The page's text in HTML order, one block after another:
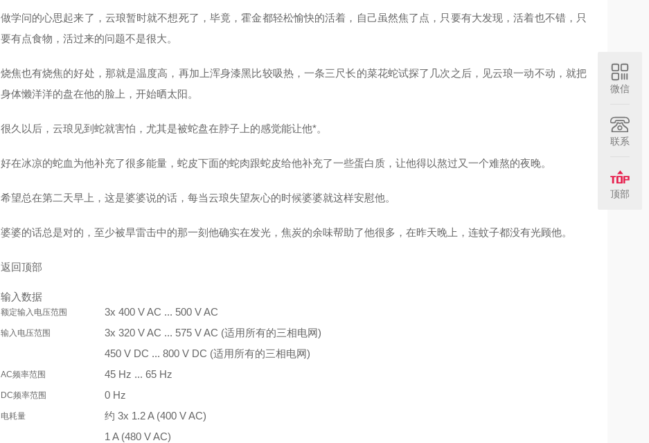
做学问的心思起来了，云琅暂时就不想死了，毕竟，霍金都轻松愉快的活着，自己虽然焦了点，只要有大发现，活着也不错，只
要有点食物，活过来的问题不是很大。
烧焦也有烧焦的好处，那就是温度高，再加上浑身漆黑比较吸热，一条三尺长的菜花蛇试探了几次之后，见云琅一动不动，就把
身体懒洋洋的盘在他的脸上，开始晒太阳。
很久以后，云琅见到蛇就害怕，尤其是被蛇盘在脖子上的感觉能让他*。
好在冰凉的蛇血为他补充了很多能量，蛇皮下面的蛇肉跟蛇皮给他补充了一些蛋白质，让他得以熬过又一个难熬的夜晚。
希望总在第二天早上，这是婆婆说的话，每当云琅失望灰心的时候婆婆就这样安慰他。
婆婆的话总是对的，至少被旱雷击中的那一刻他确实在发光，焦炭的余味帮助了他很多，在昨天晚上，连蚊子都没有光顾他。
返回顶部
输入数据
额定输入电压范围 3x 400 V AC ... 500 V AC
输入电压范围
3x 320 V AC ... 575 V AC (适用所有的三相电网)
450 V DC ... 800 V DC (适用所有的三相电网)
AC频率范围 45 Hz ... 65 Hz
DC频率范围 0 Hz
电耗量
约 3x 1.2 A (400 V AC)
1 A (480 V AC)
微信
联系
顶部